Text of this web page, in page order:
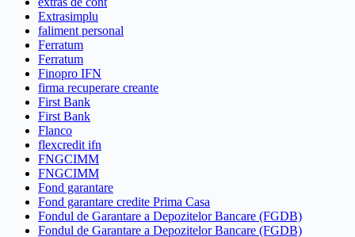
Extrasimplu
faliment personal
Ferratum
Ferratum
Finopro IFN
firma recuperare creante
First Bank
First Bank
Flanco
flexcredit ifn
FNGCIMM
FNGCIMM
Fond garantare
Fond garantare credite Prima Casa
Fondul de Garantare a Depozitelor Bancare (FGDB)
Fondul de Garantare a Depozitelor Bancare (FGDB)